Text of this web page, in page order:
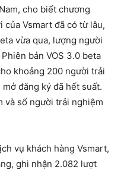
cho biết chương
Vsmart đã có từ lâu,
vừa qua, lượng người
bản VOS 3.0 beta
khoảng 200 người trải
đăng ký đã hết suất.
và số người trải nghiệm
vụ khách hàng Vsmart,
ghi nhận 2.082 lượt